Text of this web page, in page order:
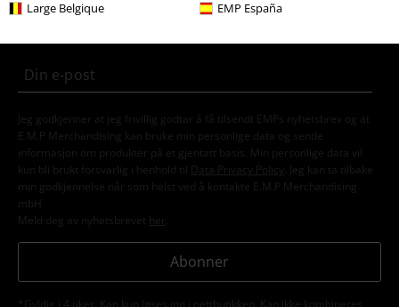
Large Belgique EMP España
Få en rabattkode på 15% når du blir abonnent!
Jeg godkjenner at jeg frivillig godtar å få tilsendt EMPs nyhetsbrev og at
E.M.P Merchandising kan bruke min personlige data og sende
informasjon om produkter på et gjentatt basis. Min personlige data vil
kun bli brukt forsvarlig i henhold til
Data Privacy Policy
. Jeg kan ta tilbake
min godkjennelse når som helst ved å kontakte E.M.P Merchandising
mbH
Meld deg av nyhetsbrevet her
Abonner
*Gyldig i 4 uker. Kan kun løses inn i nettbutikken. Kan ikke kombineres